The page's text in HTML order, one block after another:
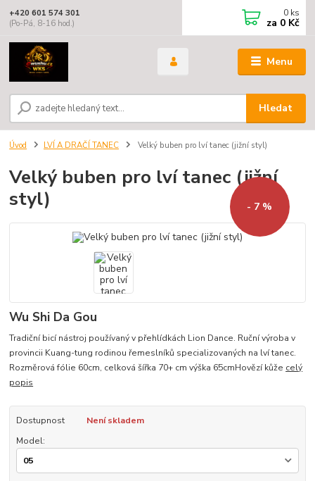
Menu
Hledat
+420 601 574 301
(Po-Pá, 8-16 hod.)
0 ks
za 0 Kč
Úvod LVÍ A DRAČÍ TANEC Velký buben pro lví tanec (jižní styl)
Velký buben pro lví tanec (jižní
styl)
- 7 %
Wu Shi Da Gou
Tradiční bicí nástroj používaný v přehlídkách Lion Dance. Ruční výroba v
provincii Kuang-tung rodinou řemeslníků specializovaných na lví tanec.
Rozměrová fólie 60cm, celková šířka 70+ cm výška 65cmHovězí kůže celý
popis
Dostupnost
Není skladem
Model: